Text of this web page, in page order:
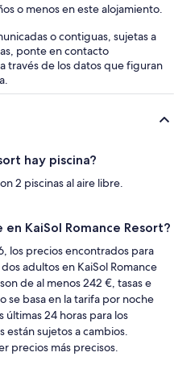
o menos en este alojamiento.
o contiguas, sujetas a
ponte en contacto
través de los datos que figuran
hay piscina?
2 piscinas al aire libre.
KaiSol Romance Resort?
los precios encontrados para
adultos en KaiSol Romance
de al menos 242 €, tasas e
se basa en la tarifa por noche
últimas 24 horas para los
están sujetos a cambios.
precios más precisos.